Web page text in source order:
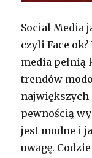
Social Media
czyli Face
media
trendów
największych
pewnością
jest modne i
uwagę.